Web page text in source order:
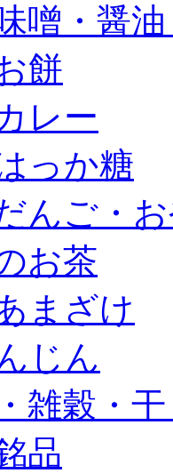
噌・醤
餅
レー
っか糖
んご・
お茶
まざけ
じん
雑穀・
品